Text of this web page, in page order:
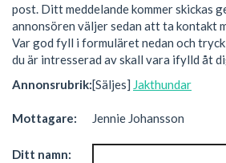
post. Ditt meddelande kommer skickas
annonsören väljer sedan att ta kontakt
Var god fyll i formuläret nedan och tryck
du är intresserad av skall vara ifylld åt
Annonsrubrik:[Säljes] Jakthundar
Mottagare: Jennie Johansson
Ditt namn: